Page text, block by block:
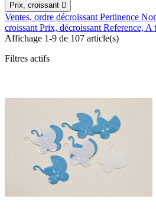
Prix, croissant 
Ventes, ordre décroissantPertinence
croissantPrix, décroissantReference, A
Affichage 1-9 de 107 article(s)
Filtres actifs